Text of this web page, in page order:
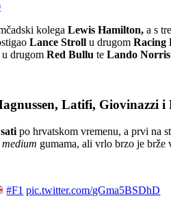
kolega Lewis Hamilton, a s
Lance Stroll u drugom Racing
u drugom Red Bullu te Lando Norris
Latifi, Giovinazzi i
po hrvatskom vremenu, a prvi na
medium gumama, ali vrlo brzo je
#F1 pic.twitter.com/gGma5BSDhD